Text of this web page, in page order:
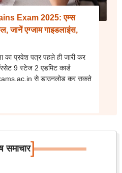
Exam 2025: एम्स
जानें एग्जाम गाइडलाइंस,
का प्रवेश पत्र पहले ही जारी कर
9 स्टेज 2 एडमिट कार्ड
से डाउनलोड कर सकते
समाचार]